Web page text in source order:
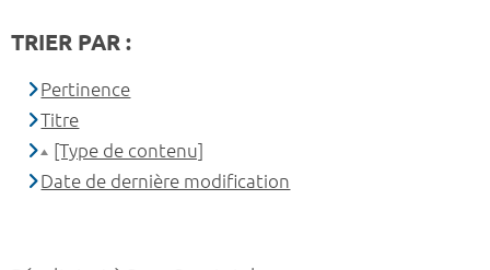
TRIER PAR :
Pertinence
Titre
[Type de contenu]
Date de dernière modification